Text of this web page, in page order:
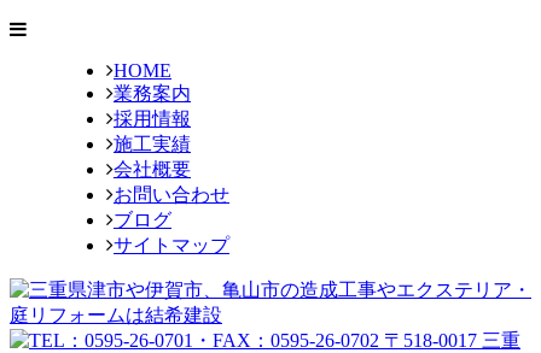
HOME
業務案内
採用情報
施工実績
会社概要
お問い合わせ
ブログ
サイトマップ